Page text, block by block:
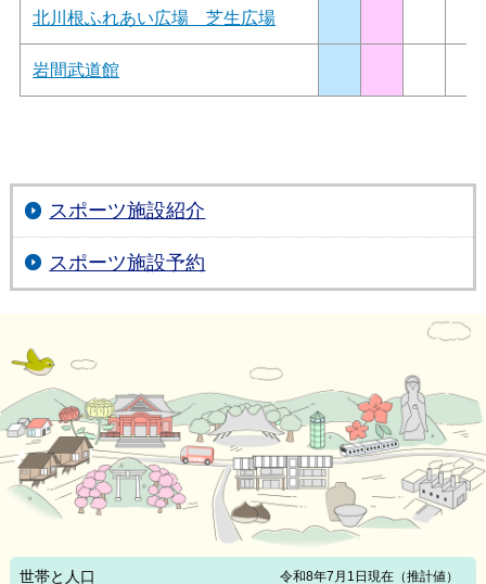
北川根ふれあい広場 芝生広場
岩間武道館
スポーツ施設紹介
スポーツ施設予約